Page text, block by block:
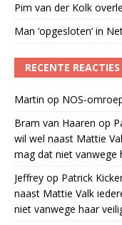
Pim van der Kolk
Man ‘opgesloten’ in
RECENTE REACTIES
Martin op NOS-
Bram van Haaren op
wil wel naast Mattie
mag dat niet vanwege
Jeffrey op Patrick
naast Mattie Valk
niet vanwege haar